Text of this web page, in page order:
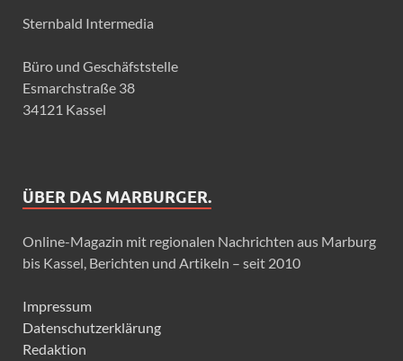
Sternbald Intermedia
Büro und Geschäfststelle
Esmarchstraße 38
34121 Kassel
ÜBER DAS MARBURGER.
Online-Magazin mit regionalen Nachrichten aus Marburg
bis Kassel, Berichten und Artikeln – seit 2010
Impressum
Datenschutzerklärung
Redaktion